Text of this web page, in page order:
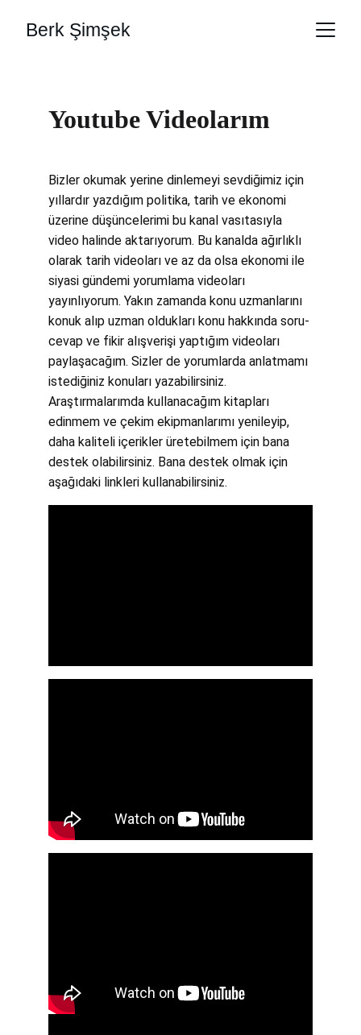
Berk Şimşek
Youtube Videolarım
Bizler okumak yerine dinlemeyi sevdiğimiz için
yıllardır yazdığım politika, tarih ve ekonomi
üzerine düşüncelerimi bu kanal vasıtasıyla
video halinde aktarıyorum. Bu kanalda ağırlıklı
olarak tarih videoları ve az da olsa ekonomi ile
siyasi gündemi yorumlama videoları
yayınlıyorum. Yakın zamanda konu uzmanlarını
konuk alıp uzman oldukları konu hakkında soru-
cevap ve fikir alışverişi yaptığım videoları
paylaşacağım. Sizler de yorumlarda anlatmamı
istediğiniz konuları yazabilirsiniz.
Araştırmalarımda kullanacağım kitapları
edinmem ve çekim ekipmanlarımı yenileyip,
daha kaliteli içerikler üretebilmem için bana
destek olabilirsiniz. Bana destek olmak için
aşağıdaki linkleri kullanabilirsiniz.